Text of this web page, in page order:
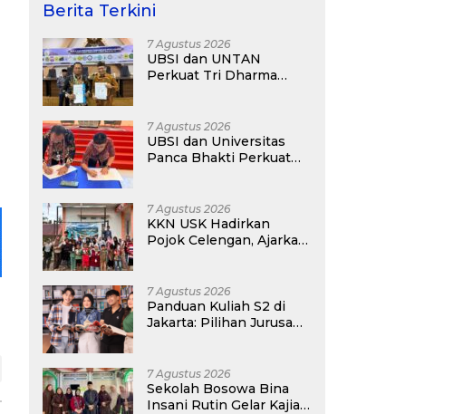
Berita Terkini
7 Agustus 2026
UBSI dan UNTAN
Perkuat Tri Dharma
7 Agustus 2026
UBSI dan Universitas
Panca Bhakti Perkuat
7 Agustus 2026
KKN USK Hadirkan
Pojok Celengan, Ajarkan
7 Agustus 2026
Panduan Kuliah S2 di
Jakarta: Pilihan Jurusan,
7 Agustus 2026
Sekolah Bosowa Bina
Insani Rutin Gelar Kajian